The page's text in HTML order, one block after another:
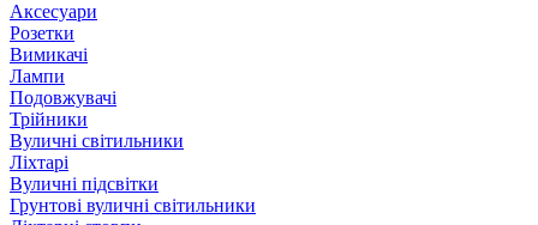
Аксесуари
Розетки
Вимикачі
Лампи
Подовжувачі
Трійники
Вуличні світильники
Ліхтарі
Вуличні підсвітки
Грунтові вуличні світильники